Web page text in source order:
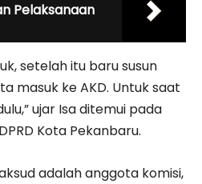
Pelaksanaan
setelah itu baru susun
masuk ke AKD. Untuk saat
ujar Isa ditemui pada
Kota Pekanbaru.
adalah anggota komisi,